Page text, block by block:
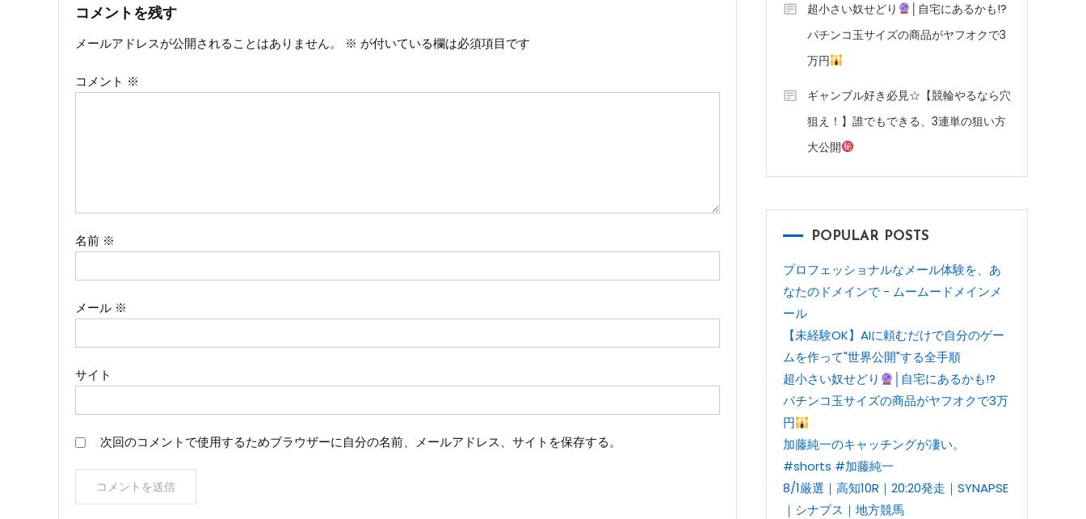
ナ
ビ
ゲ
ン
コメントを残す
メールアドレスが公開されることはありません。 ※ が付いている欄は必須項目です
コメント ※
名前 ※
メール ※
サイト
次回のコメントで使用するためブラウザーに自分の名前、メールアドレス、サイトを保存する。
超小さい奴せどり
│自宅にあるかも!?
パチンコ玉サイズの商品がヤフオクで3
万円
ギャンブル好き必見☆【競輪やるなら穴
狙え！】誰でもできる、3連単の狙い方
大公開
POPULAR POSTS
プロフェッショナルなメール体験を、あ
なたのドメインで - ムームードメインメ
ール
【未経験OK】AIに頼むだけで自分のゲー
ムを作って"世界公開"する全手順
超小さい奴せどり
│自宅にあるかも!?
パチンコ玉サイズの商品がヤフオクで3万
円
加藤純一のキャッチングが凄い。
#shorts #加藤純一
8/1厳選｜高知10R｜20:20発走｜SYNAPSE
｜シナプス｜地方競馬